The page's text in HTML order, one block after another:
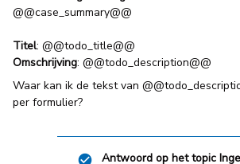
@@case_summary@@
Titel: @@todo_title@@
Omschrijving: @@todo_description@@
Waar kan ik de tekst van
per formulier?
Antwoord op het topic